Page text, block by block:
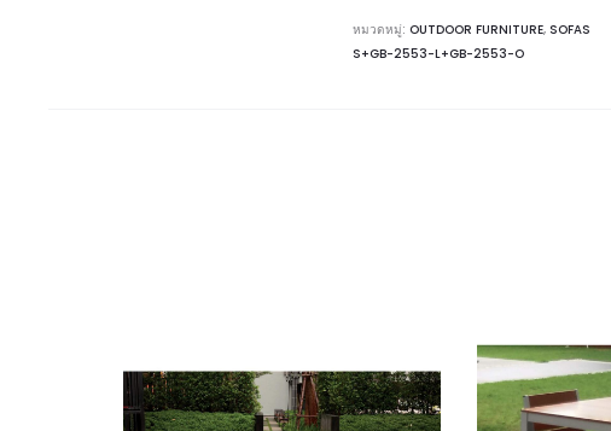
หมวดหมู่: OUTDOOR FURNITURE, SOFAS
S+GB-2553-L+GB-2553-O